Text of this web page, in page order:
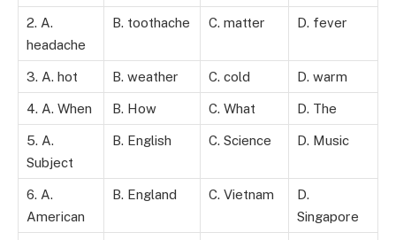
2. A.
headache
B. toothache C. matter D. fever
3. A. hot B. weather C. cold D. warm
4. A. When B. How C. What D. The
5. A.
Subject
B. English C. Science D. Music
6. A.
American
B. England C. Vietnam
D.
Singapore